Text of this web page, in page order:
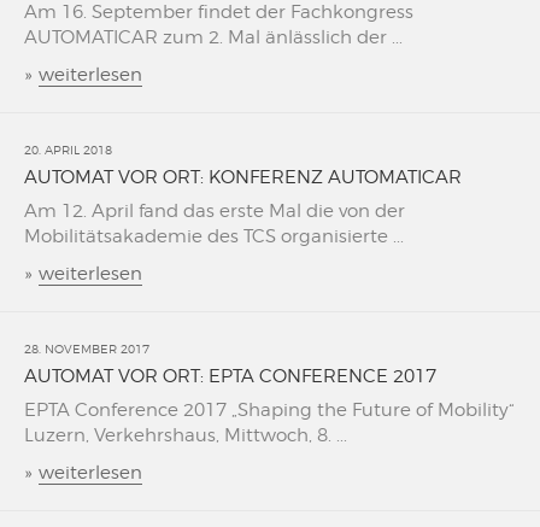
Am 16. September findet der Fachkongress
AUTOMATICAR zum 2. Mal änlässlich der ...
» weiterlesen
20. APRIL 2018
AUTOMAT VOR ORT: KONFERENZ AUTOMATICAR
Am 12. April fand das erste Mal die von der
Mobilitätsakademie des TCS organisierte ...
» weiterlesen
28. NOVEMBER 2017
AUTOMAT VOR ORT: EPTA CONFERENCE 2017
EPTA Conference 2017 „Shaping the Future of Mobility“
Luzern, Verkehrshaus, Mittwoch, 8. ...
» weiterlesen